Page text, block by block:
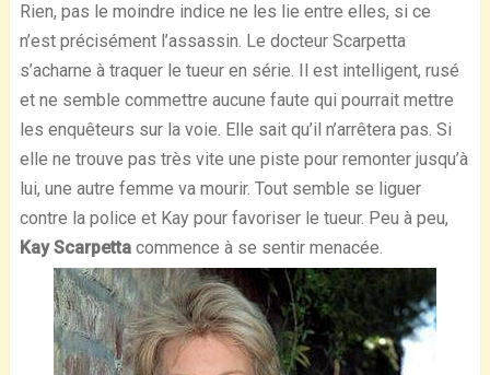
Rien, pas le moindre indice ne les lie entre elles, si ce
n’est précisément l’assassin. Le docteur Scarpetta
s’acharne à traquer le tueur en série. Il est intelligent, rusé
et ne semble commettre aucune faute qui pourrait mettre
les enquêteurs sur la voie. Elle sait qu’il n’arrêtera pas. Si
elle ne trouve pas très vite une piste pour remonter jusqu’à
lui, une autre femme va mourir. Tout semble se liguer
contre la police et Kay pour favoriser le tueur. Peu à peu,
Kay Scarpettacommence à se sentir menacée.